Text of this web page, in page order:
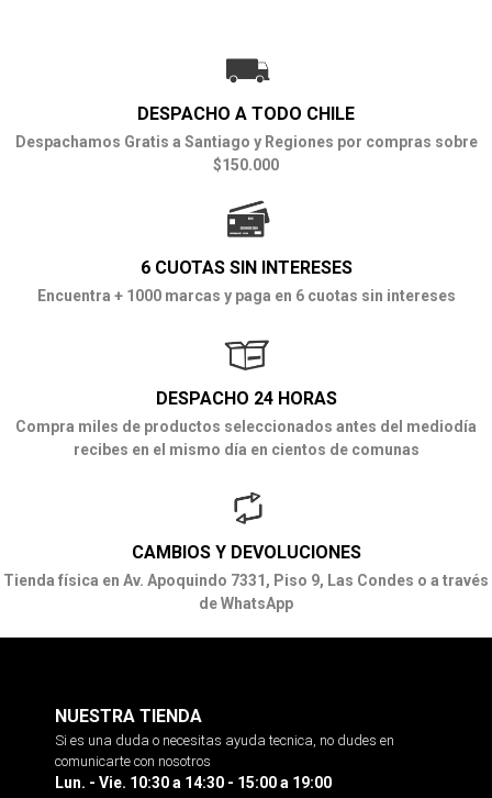
DESPACHO A TODO CHILE
Despachamos Gratis a Santiago y Regiones por compras sobre
$150.000
6 CUOTAS SIN INTERESES
Encuentra + 1000 marcas y paga en 6 cuotas sin intereses
DESPACHO 24 HORAS
Compra miles de productos seleccionados antes del mediodía
recibes en el mismo día en cientos de comunas
CAMBIOS Y DEVOLUCIONES
Tienda física en Av. Apoquindo 7331, Piso 9, Las Condes o a través
de WhatsApp
NUESTRA TIENDA
Si es una duda o necesitas ayuda tecnica, no dudes en
comunicarte con nosotros
Lun. - Vie. 10:30 a 14:30 - 15:00 a 19:00